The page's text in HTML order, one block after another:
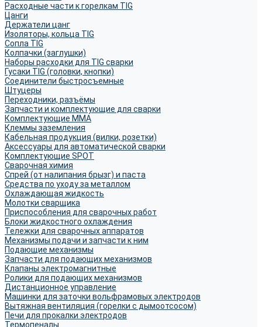
Расходные части к горелкам TIG
Цанги
Держатели цанг
Изоляторы, кольца TIG
Сопла TIG
Колпачки (заглушки)
Наборы расходки для TIG сварки
Гусаки TIG (головки, кнопки)
Соединители быстросъемные
Штуцеры
Переходники, разъёмы
Запчасти и комплектующие для сварки
Комплектующие ММА
Клеммы заземления
Кабельная продукция (вилки, розетки)
Аксессуары для автоматической сварки
Комплектующие SPOT
Сварочная химия
Спрей (от налипания брызг) и паста
Средства по уходу за металлом
Охлаждающая жидкость
Молотки сварщика
Приспособления для сварочных работ
Блоки жидкостного охлаждения
Тележки для сварочных аппаратов
Механизмы подачи и запчасти к ним
Подающие механизмы
Запчасти для подающих механизмов
Клапаны электромагнитные
Ролики для подающих механизмов
Дистанционное управление
Машинки для заточки вольфрамовых электродов
Вытяжная вентиляция (горелки с дымоотсосом)
Печи для прокалки электродов
Термопеналы